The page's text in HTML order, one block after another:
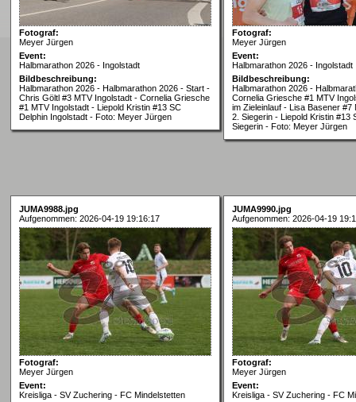
Fotograf:
Meyer Jürgen
Event:
Halbmarathon 2026 - Ingolstadt
Bildbeschreibung:
Halbmarathon 2026 - Halbmarathon 2026 - Start -
Chris Göltl #3 MTV Ingolstadt - Cornelia Griesche
#1 MTV Ingolstadt - Liepold Kristin #13 SC
Delphin Ingolstadt - Foto: Meyer Jürgen
Fotograf:
Meyer Jürgen
Event:
Halbmarathon 2026 - Ingolstadt
Bildbeschreibung:
Halbmarathon 2026 -
Cornelia Griesche #1 MTV
im Zieleinlauf - Lisa Basener #7
2. Siegerin - Liepold Kristin #13
Siegerin - Foto: Meyer Jürgen
JUMA9988.jpg
Aufgenommen: 2026-04-19 19:16:17
Fotograf:
Meyer Jürgen
Event:
Kreisliga - SV Zuchering - FC Mindelstetten
JUMA9990.jpg
Aufgenommen: 2026-04-19
Fotograf:
Meyer Jürgen
Event:
Kreisliga - SV Zuchering - FC